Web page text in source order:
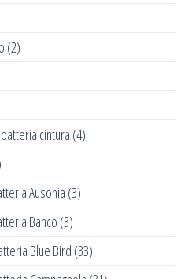
(2)
cintura (4)
Ausonia (3)
Bahco (3)
Blue Bird (33)